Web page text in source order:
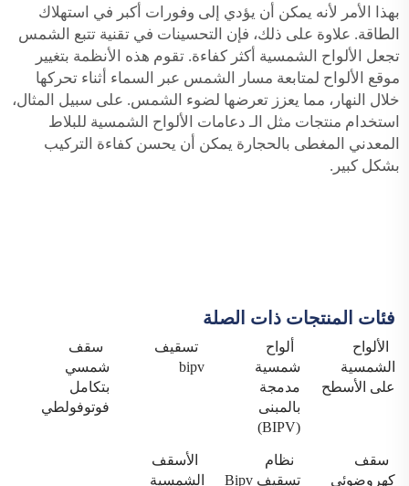
بهذا الأمر لأنه يمكن أن يؤدي إلى وفورات أكبر في استهلاك
الطاقة. علاوة على ذلك، فإن التحسينات في تقنية تتبع الشمس
تجعل الألواح الشمسية أكثر كفاءة. تقوم هذه الأنظمة بتغيير
موقع الألواح لمتابعة مسار الشمس عبر السماء أثناء تحركها
خلال النهار، مما يعزز تعرضها لضوء الشمس. على سبيل المثال،
استخدام منتجات مثل الـ دعامات الألواح الشمسية للبلاط
المعدني المغطى بالحجارة يمكن أن يحسن كفاءة التركيب
بشكل كبير.
فئات المنتجات ذات الصلة
الألواح
الشمسية
على الأسطح
ألواح
شمسية
مدمجة
بالمبنى
(BIPV)
تسقيف
bipv
سقف
شمسي
بتكامل
فوتوفولطي
سقف
كهروضوئي
نظام
تسقيف Bipv
الأسقف
الشمسية